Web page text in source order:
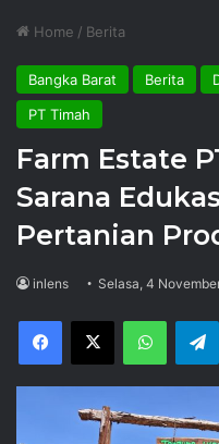
Home / Berita
Bangka Barat Berita
PT Timah
Farm Estate
Sarana
Pertanian
inlens Selasa, 4
Facebook
X